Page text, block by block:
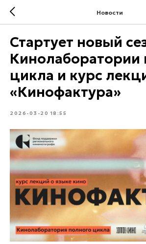
Новости
Стартует новый
Кинолаборатории
цикла и курс
«Кинофактура»
2026-03-20 18:55